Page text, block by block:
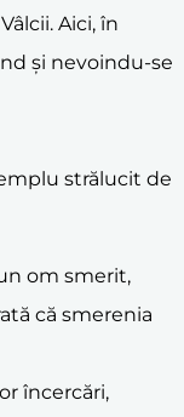
Aici, în
și nevoindu-se
strălucit de
om smerit,
că smerenia
încercări,